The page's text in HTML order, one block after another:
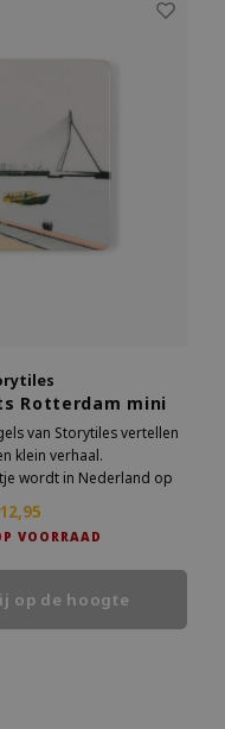
Rotterdam mini
van Storytiles vertellen
klein verhaal.
wordt in Nederland op
Daardoor is elk
uniek.
maar is ook een
VOORRAAD
op de hoogte